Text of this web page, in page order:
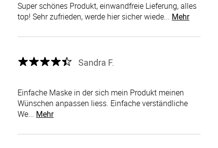
Super schönes Produkt, einwandfreie Lieferung, alles
top! Sehr zufrieden, werde hier sicher wiede... Mehr
Sandra F.
Einfache Maske in der sich mein Produkt meinen
Wünschen anpassen liess. Einfache verständliche
We... Mehr